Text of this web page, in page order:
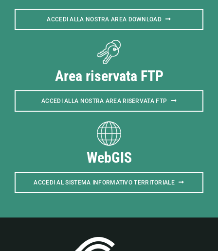
ACCEDI ALLA NOSTRA AREA DOWNLOAD
Area riservata FTP
ACCEDI ALLA NOSTRA AREA RISERVATA FTP
WebGIS
ACCEDI AL SISTEMA INFORMATIVO TERRITORIALE